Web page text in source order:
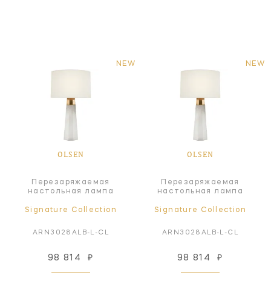
NEW
OLSEN
Перезаряжаемая
настольная лампа
Signature Collection
ARN3028ALB-L-CL
98 814 ₽
NEW
OLSEN
Перезаряжаемая
настольная лампа
Signature Collection
ARN3028ALB-L-CL
98 814 ₽